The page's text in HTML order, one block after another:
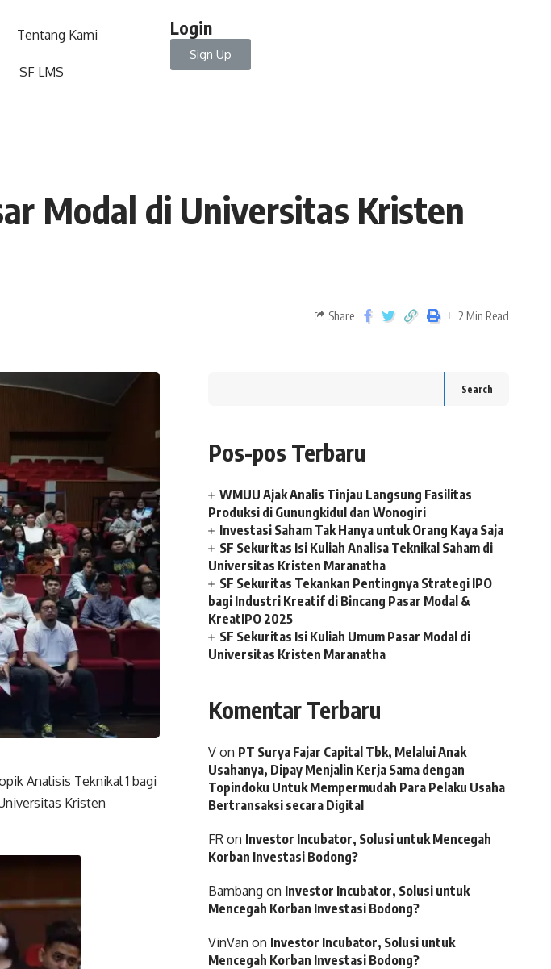
Tentang Kami
SF LMS
Login
Sign Up
Modal di Universitas Kristen
Share 2 Min Read
Analisis Teknikal 1 bagi
Kristen
Search
Pos-pos Terbaru
WMUU Ajak Analis Tinjau Langsung Fasilitas
Produksi di Gunungkidul dan Wonogiri
Investasi Saham Tak Hanya untuk Orang Kaya Saja
SF Sekuritas Isi Kuliah Analisa Teknikal Saham di
Universitas Kristen Maranatha
SF Sekuritas Tekankan Pentingnya Strategi IPO
bagi Industri Kreatif di Bincang Pasar Modal &
KreatIPO 2025
SF Sekuritas Isi Kuliah Umum Pasar Modal di
Universitas Kristen Maranatha
Komentar Terbaru
Von PT Surya Fajar Capital Tbk, Melalui Anak
Usahanya, Dipay Menjalin Kerja Sama dengan
Topindoku Untuk Mempermudah Para Pelaku Usaha
Bertransaksi secara Digital
FRon Investor Incubator, Solusi untuk Mencegah
Korban Investasi Bodong?
Bambang on Investor Incubator, Solusi untuk
Mencegah Korban Investasi Bodong?
VinVan on Investor Incubator, Solusi untuk
Mencegah Korban Investasi Bodong?